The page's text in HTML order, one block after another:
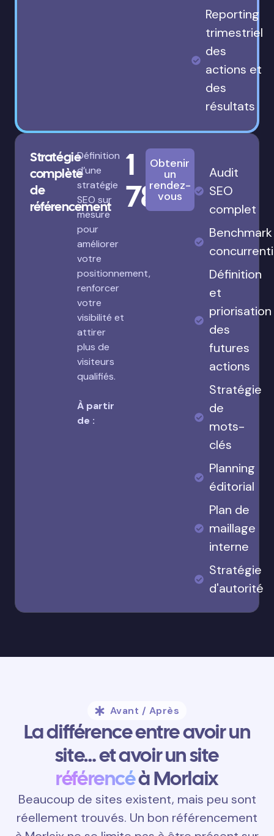
Reporting
trimestriel
des
actions et
des
résultats
Stratégie
complète
de
référencement
Définition
d’une
stratégie
SEO sur
mesure
pour
améliorer
votre
positionnement,
renforcer
votre
visibilité et
attirer
plus de
visiteurs
qualifiés.
À partir
de :
1
780€
Obtenir
un
rendez-
vous
Audit
SEO
complet
Benchmark
Définition
et
priorisation
des
futures
actions
Stratégie
de
mots-
clés
Planning
éditorial
Plan de
maillage
interne
Stratégie
d'autorité
Avant / Après
La différence entre avoir un
site… et avoir un site
référencéà Morlaix
Beaucoup de sites existent, mais peu sont
réellement trouvés. Un bon référencement